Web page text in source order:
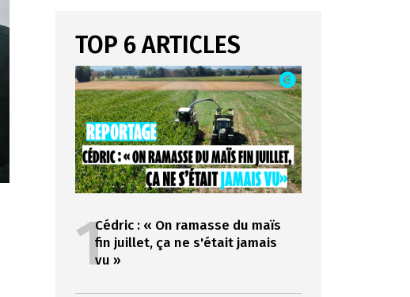
TOP 6 ARTICLES
1Cédric : « On ramasse du maïs
fin juillet, ça ne s'était jamais
vu »